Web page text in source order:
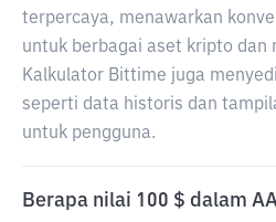
terpercaya, menawarkan
untuk berbagai aset kripto dan
Kalkulator Bittime juga
seperti data historis dan
untuk pengguna.
Berapa nilai 100 $ dalam